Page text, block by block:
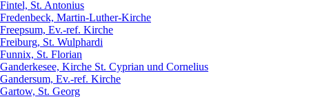
Fintel, St. Antonius
Fredenbeck, Martin-Luther-Kirche
Freepsum, Ev.-ref. Kirche
Freiburg, St. Wulphardi
Funnix, St. Florian
Ganderkesee, Kirche St. Cyprian und Cornelius
Gandersum, Ev.-ref. Kirche
Gartow, St. Georg